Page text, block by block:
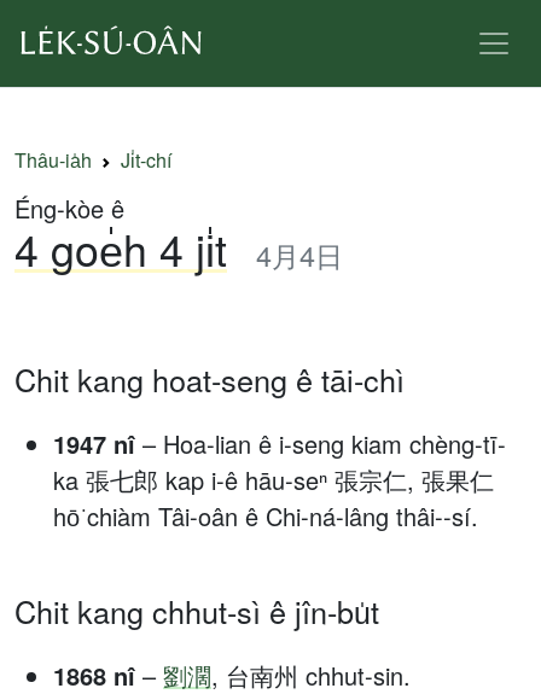
Thâu-ia̍h Ji̍t-chí
Éng-kòe ê
4 goe̍h 4 ji̍t 4月4日
Chit kang hoat-seng ê tāi-chì
1947 nî – Hoa-lian ê i-seng kiam chèng-tī-
ka 張七郎 kap i-ê hāu-seⁿ 張宗仁, 張果仁
hō͘ chiàm Tâi-oân ê Chi-ná-lâng thâi--sí.
Chit kang chhut-sì ê jîn-bu̍t
1868 nî – 劉濶, 台南州 chhut-sin.